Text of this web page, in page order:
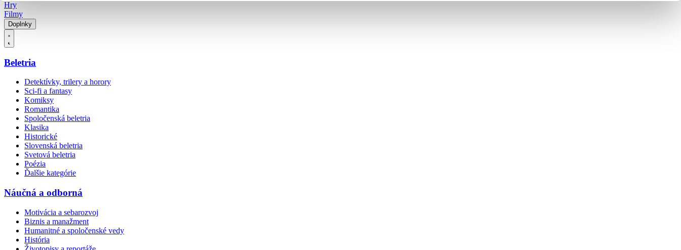
Hry
Filmy
Doplnky
Beletria
Detektívky, trilery a horory
Sci-fi a fantasy
Komiksy
Romantika
Spoločenská beletria
Klasika
Historické
Slovenská beletria
Svetová beletria
Poézia
Ďalšie kategórie
Náučná a odborná
Motivácia a sebarozvoj
Biznis a manažment
Humanitné a spoločenské vedy
História